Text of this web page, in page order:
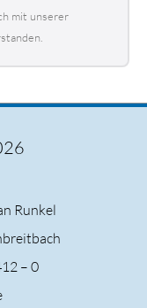
mit unserer
Runkel
– 0